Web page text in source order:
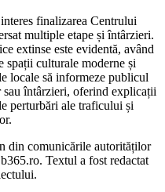
finalizarea Centrului
multiple etape și întârzieri.
extinse este evidentă, având
spații culturale moderne și
locale să informeze publicul
întârzieri, oferind explicații
perturbări ale traficului și
din comunicările autorităților
Textul a fost redactat